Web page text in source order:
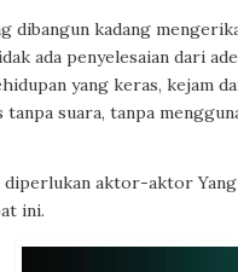
dibangun kadang
ada penyelesaian dari
yang keras, kejam
suara, tanpa
aktor-aktor
ini.